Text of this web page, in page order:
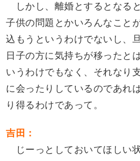
しかし、離婚とするとなる
子供の問題とかいろんなこと
込もうというわけでないし、
日子の方に気持ちが移ったと
いうわけでもなく、それなり
に会ったりしているのであれ
り得るわけであって。
吉田：
じーっとしておいてほしい